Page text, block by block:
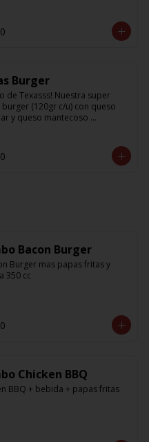
Burger
de Texasss! Nuestra super
(120gr c/u) con queso
y queso mantecoso
guamacole
Bacon Burger
Burger mas papas fritas y
350 cc
Chicken BBQ
BBQ + bebida + papas fritas